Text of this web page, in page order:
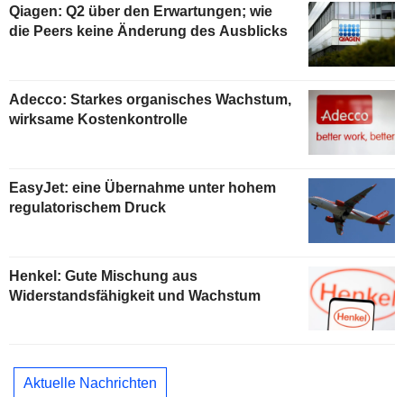
Qiagen: Q2 über den Erwartungen; wie
die Peers keine Änderung des Ausblicks
Adecco: Starkes organisches Wachstum,
wirksame Kostenkontrolle
EasyJet: eine Übernahme unter hohem
regulatorischem Druck
Henkel: Gute Mischung aus
Widerstandsfähigkeit und Wachstum
Aktuelle Nachrichten